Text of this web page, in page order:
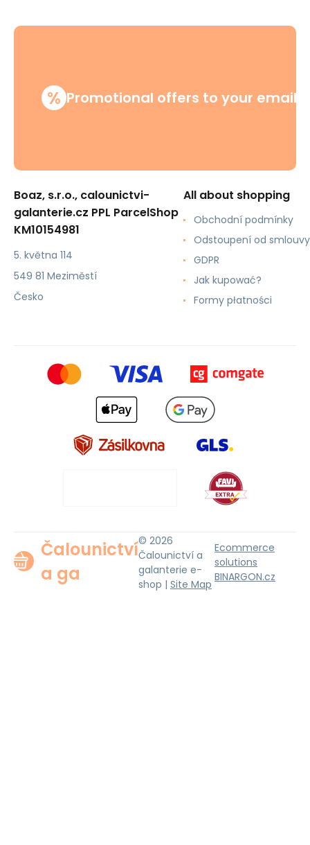
% Promotional offers to your email
Boaz, s.r.o., calounictvi-
galanterie.cz PPL ParcelShop
KM10154981
5. května 114
549 81 Meziměstí
Česko
All about shopping
Obchodní podmínky
Odstoupení od smlouvy
GDPR
Jak kupować?
Formy płatności
Čalounictví
a ga
© 2026
Čalounictví a
galanterie e-
shop | Site Map
Ecommerce
solutions
BINARGON.cz